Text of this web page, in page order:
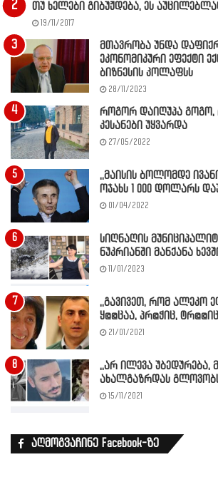
თუ ხელები გიბუჟდება, ეს
19/11/2017
მთავრობა უნდა
ეკონომიკური ეფექტი
ბიზნესის კოლაფსს
28/11/2023
როგორ დაიღუპა გოგო,
კესანები უყვარდა
27/05/2022
,,მაისის ბოლომდე
ოჯახს 1 000 დოლარს
01/04/2022
სიღნაღის
ნუკრიანში მანქანა
11/01/2023
,,გავივეთ, რომ ალეკო
ყ@@ცაა, პრ@ჭიც,
21/01/2021
,,არ ილევა უბედურება,
ახალგაზრდას
15/11/2021
აღმოგვაჩინე Facebook-ზე